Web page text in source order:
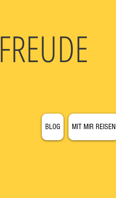
FREUDE
BLOG MIT MIR REISEN